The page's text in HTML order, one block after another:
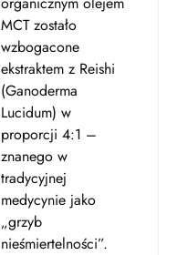
MCT zostało
wzbogacone
ekstraktem z Reishi
(Ganoderma
Lucidum) w
proporcji 4:1 –
znanego w
tradycyjnej
medycynie jako
„grzyb
nieśmiertelności”.